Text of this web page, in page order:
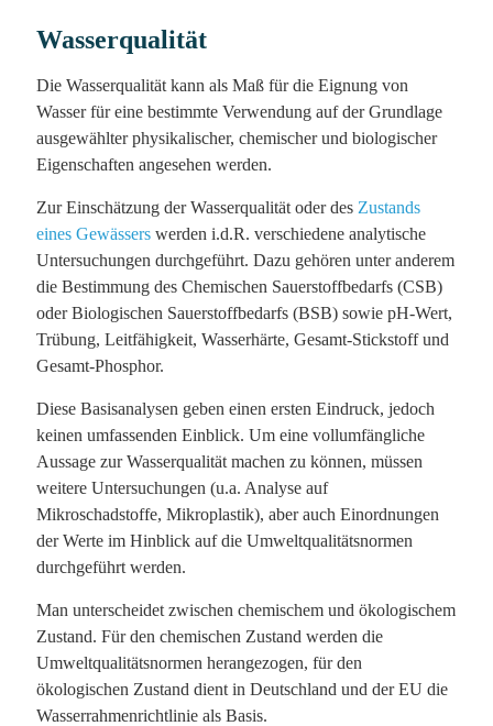
Wasserqualität
Die Wasserqualität kann als Maß für die Eignung von
Wasser für eine bestimmte Verwendung auf der Grundlage
ausgewählter physikalischer, chemischer und biologischer
Eigenschaften angesehen werden.
Zur Einschätzung der Wasserqualität oder des Zustands
eines Gewässers werden i.d.R. verschiedene analytische
Untersuchungen durchgeführt. Dazu gehören unter anderem
die Bestimmung des Chemischen Sauerstoffbedarfs (CSB)
oder Biologischen Sauerstoffbedarfs (BSB) sowie pH-Wert,
Trübung, Leitfähigkeit, Wasserhärte, Gesamt-Stickstoff und
Gesamt-Phosphor.
Diese Basisanalysen geben einen ersten Eindruck, jedoch
keinen umfassenden Einblick. Um eine vollumfängliche
Aussage zur Wasserqualität machen zu können, müssen
weitere Untersuchungen (u.a. Analyse auf
Mikroschadstoffe, Mikroplastik), aber auch Einordnungen
der Werte im Hinblick auf die Umweltqualitätsnormen
durchgeführt werden.
Man unterscheidet zwischen chemischem und ökologischem
Zustand. Für den chemischen Zustand werden die
Umweltqualitätsnormen herangezogen, für den
ökologischen Zustand dient in Deutschland und der EU die
Wasserrahmenrichtlinie als Basis.